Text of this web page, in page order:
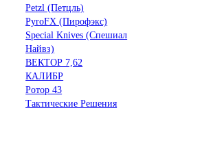
Petzl (Петцль)
PyroFX (Пирофэкс)
Special Knives (Спешиал
Найвз)
ВЕКТОР 7,62
КАЛИБР
Ротор 43
Тактические Решения